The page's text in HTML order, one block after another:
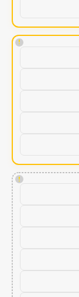
!
!